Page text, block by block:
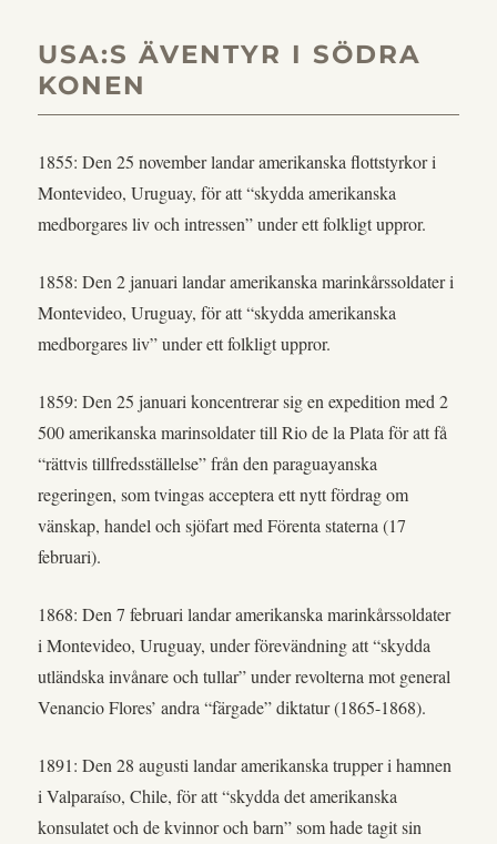
USA:S ÄVENTYR I SÖDRA
KONEN
1855: Den 25 november landar amerikanska flottstyrkor i
Montevideo, Uruguay, för att “skydda amerikanska
medborgares liv och intressen” under ett folkligt uppror.
1858: Den 2 januari landar amerikanska marinkårssoldater i
Montevideo, Uruguay, för att “skydda amerikanska
medborgares liv” under ett folkligt uppror.
1859: Den 25 januari koncentrerar sig en expedition med 2
500 amerikanska marinsoldater till Rio de la Plata för att få
“rättvis tillfredsställelse” från den paraguayanska
regeringen, som tvingas acceptera ett nytt fördrag om
vänskap, handel och sjöfart med Förenta staterna (17
februari).
1868: Den 7 februari landar amerikanska marinkårssoldater
i Montevideo, Uruguay, under förevändning att “skydda
utländska invånare och tullar” under revolterna mot general
Venancio Flores’ andra “färgade” diktatur (1865-1868).
1891: Den 28 augusti landar amerikanska trupper i hamnen
i Valparaíso, Chile, för att “skydda det amerikanska
konsulatet och de kvinnor och barn” som hade tagit sin